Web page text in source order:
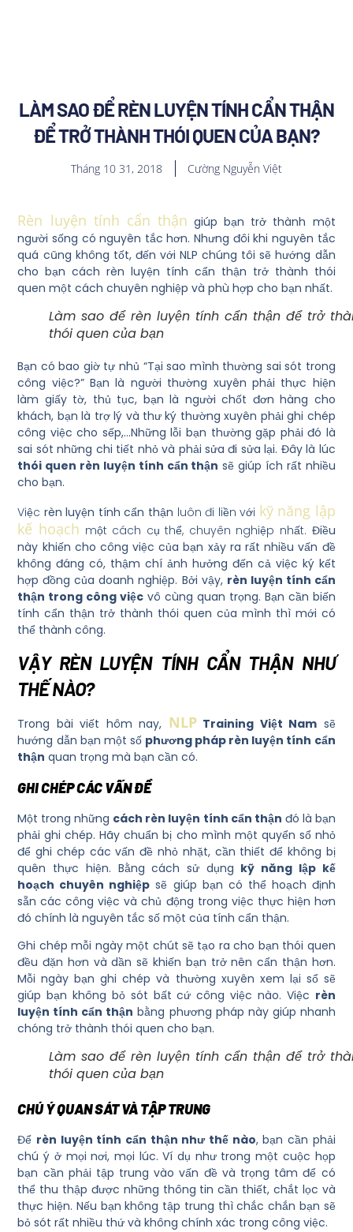
LÀM SAO ĐỂ RÈN LUYỆN TÍNH CẨN THẬN
ĐỂ TRỞ THÀNH THÓI QUEN CỦA BẠN?
Tháng 10 31, 2018 Cường Nguyễn Việt
Rèn luyện tính cẩn thận giúp bạn trở thành một
người sống có nguyên tắc hơn. Nhưng đôi khi nguyên tắc
quá cũng không tốt, đến với NLP chúng tôi sẽ hướng dẫn
cho bạn cách rèn luyện tính cẩn thận trở thành thói
quen một cách chuyên nghiệp và phù hợp cho bạn nhất.
Làm sao để rèn luyện tính cẩn thận để trở
thói quen của bạn
Bạn có bao giờ tự nhủ “Tại sao mình thường sai sót trong
công việc?” Bạn là người thường xuyên phải thực hiện
làm giấy tờ, thủ tục, bạn là người chốt đơn hàng cho
khách, bạn là trợ lý và thư ký thường xuyên phải ghi chép
công việc cho sếp,…Những lỗi bạn thường gặp phải đó là
sai sót những chi tiết nhỏ và phải sửa đi sửa lại. Đây là lúc
thói quen rèn luyện tính cẩn thận sẽ giúp ích rất nhiều
cho bạn.
Việc rèn luyện tính cẩn thận luôn đi liền với kỹ năng lập
kế hoạch một cách cụ thể, chuyên nghiệp nhất. Điều
này khiến cho công việc của bạn xảy ra rất nhiều vấn đề
không đáng có, thậm chí ảnh hưởng đến cả việc ký kết
hợp đồng của doanh nghiệp. Bởi vậy, rèn luyện tính cẩn
thận trong công việc vô cùng quan trọng. Bạn cần biến
tính cẩn thận trở thành thói quen của mình thì mới có
thể thành công.
VẬY RÈN LUYỆN TÍNH CẨN THẬN NHƯ
THẾ NÀO?
Trong bài viết hôm nay, NLPTraining Việt Nam sẽ
hướng dẫn bạn một số phương pháp rèn luyện tính cẩn
thận quan trọng mà bạn cần có.
GHI CHÉP CÁC VẤN ĐỀ
Một trong những cách rèn luyện tính cẩn thận đó là bạn
phải ghi chép. Hãy chuẩn bị cho mình một quyển sổ nhỏ
để ghi chép các vấn đề nhỏ nhặt, cần thiết để không bị
quên thực hiện. Bằng cách sử dụng kỹ năng lập kế
hoạch chuyên nghiệp sẽ giúp bạn có thể hoạch định
sẵn các công việc và chủ động trong việc thực hiện hơn
đó chính là nguyên tắc số một của tính cẩn thận.
Ghi chép mỗi ngày một chút sẽ tạo ra cho bạn thói quen
đều đặn hơn và dần sẽ khiến bạn trở nên cẩn thận hơn.
Mỗi ngày bạn ghi chép và thường xuyên xem lại sổ sẽ
giúp bạn không bỏ sót bất cứ công việc nào. Việc rèn
luyện tính cẩn thận bằng phương pháp này giúp nhanh
chóng trở thành thói quen cho bạn.
Làm sao để rèn luyện tính cẩn thận để trở
thói quen của bạn
CHÚ Ý QUAN SÁT VÀ TẬP TRUNG
Để rèn luyện tính cẩn thận như thế nào, bạn cần phải
chú ý ở mọi nơi, mọi lúc. Ví dụ như trong một cuộc họp
bạn cần phải tập trung vào vấn đề và trọng tâm để có
thể thu thập được những thông tin cần thiết, chắt lọc và
thực hiện. Nếu bạn không tập trung thì chắc chắn bạn sẽ
bỏ sót rất nhiều thứ và không chính xác trong công việc.